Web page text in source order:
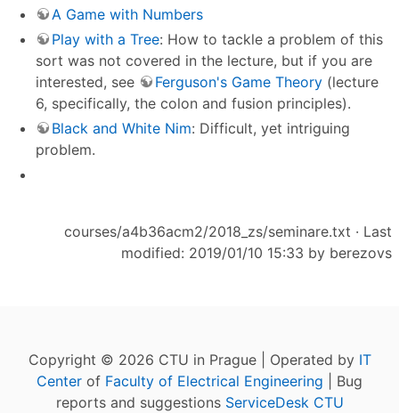
A Game with Numbers
Play with a Tree: How to tackle a problem of this
sort was not covered in the lecture, but if you are
interested, see
Ferguson's Game Theory (lecture
6, specifically, the colon and fusion principles).
Black and White Nim: Difficult, yet intriguing
problem.
courses/a4b36acm2/2018_zs/seminare.txt · Last
modified: 2019/01/10 15:33 by berezovs
Copyright © 2026 CTU in Prague | Operated by IT
Center of Faculty of Electrical Engineering | Bug
reports and suggestions ServiceDesk CTU